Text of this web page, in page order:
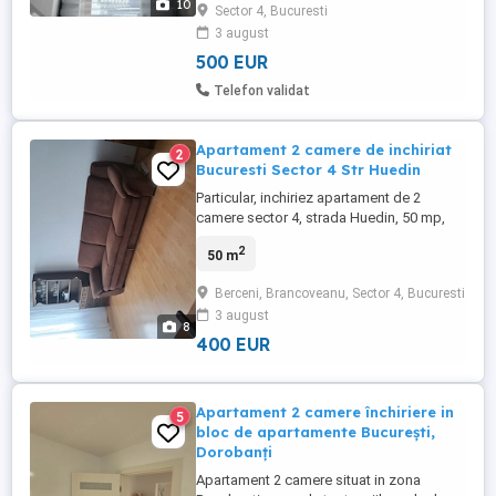
10
langa metroul Aparatorii Patriei. Recent
renovat integral Fara centrala proprie
Mobilier nou în living ...
Sector 4, Bucuresti
3 august
500 EUR
Telefon validat
8
2
Apartament 2 camere de inchiriat
Bucuresti Sector 4 Str Huedin
Particular, inchiriez apartament de 2
camere sector 4, strada Huedin, 50 mp,
conditionat. 400 euro 1+1l una garantie.
50 m2
Berceni, Brancoveanu, Sector 4, Bucuresti
3 august
400 EUR
5
Apartament 2 camere închiriere in
bloc de apartamente București,
Dorobanți
Apartament 2 camere situat in zona